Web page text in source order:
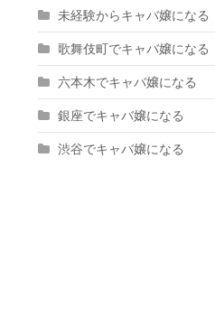
未経験からキャバ嬢になる
歌舞伎町でキャバ嬢になる
六本木でキャバ嬢になる
銀座でキャバ嬢になる
渋谷でキャバ嬢になる